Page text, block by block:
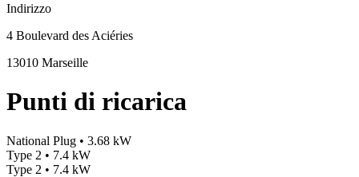
Indirizzo
4 Boulevard des Aciéries
13010 Marseille
Punti di ricarica
National Plug • 3.68 kW
Type 2 • 7.4 kW
Type 2 • 7.4 kW